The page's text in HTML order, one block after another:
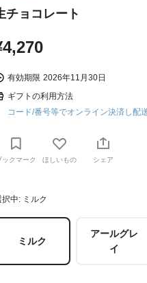
チョコレート
有効期限 2026年11月30日
ギフトの利用方法
コード/番号等でオンライン決済し配
ックマーク ほしいもの シェア
択中: ミルク
ミルク
アールグレ
イ